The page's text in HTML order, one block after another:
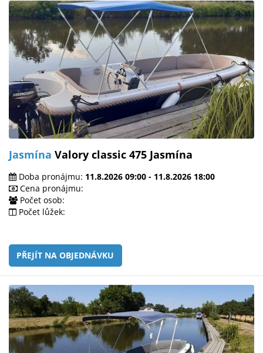
Jasmína Valory classic 475 Jasmína
Doba pronájmu: 11.8.2026 09:00 - 11.8.2026 18:00
Cena pronájmu:
Počet osob:
Počet lůžek:
PŘEJÍT NA OBJEDNÁVKU